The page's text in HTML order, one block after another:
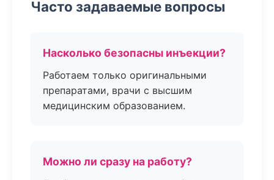
Часто задаваемые вопросы
Насколько безопасны инъекции?
Работаем только оригинальными
препаратами, врачи с высшим
медицинским образованием.
Можно ли сразу на работу?